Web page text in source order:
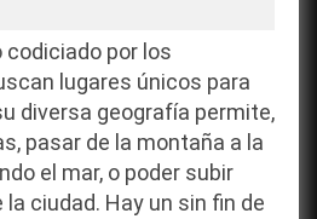
codiciado por los
lugares únicos para
diversa geografía permite,
pasar de la montaña a la
el mar, o poder subir
ciudad. Hay un sin fin de